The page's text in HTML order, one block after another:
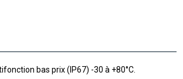
bas prix (IP67) -30 à +80°C.